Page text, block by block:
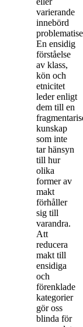
varierande
innebörd
En ensidig
förståelse
av klass,
kön och
etnicitet
leder enligt
dem till en
kunskap
som inte
tar hänsyn
till hur
olika
former av
makt
förhåller
sig till
varandra.
Att
reducera
makt till
ensidiga
och
förenklade
kategorier
gör oss
blinda för